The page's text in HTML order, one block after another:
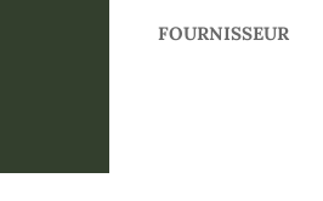
FOURNISSEUR